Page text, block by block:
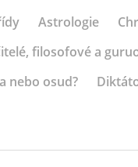
Astrologie
filosofové a
nebo osud?